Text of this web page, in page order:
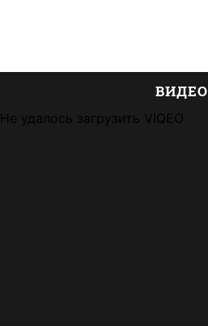
ВИДЕО
Не удалось загрузить VIQEO